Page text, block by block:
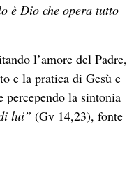
è Dio che opera tutto
l’amore del Padre,
e la pratica di Gesù e
percependo la sintonia
lui” (Gv 14,23), fonte